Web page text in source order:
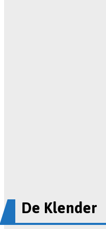
De Klender